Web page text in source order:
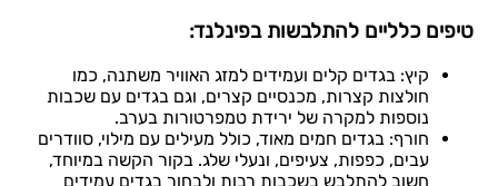
טיפים כלליים להתלבשות בפינלנד:
קיץ: בגדים קלים ועמידים למזג האוויר משתנה, כמו
חולצות קצרות, מכנסיים קצרים, וגם בגדים עם שכבות
נוספות למקרה של ירידת טמפרטורות בערב.
חורף: בגדים חמים מאוד, כולל מעילים עם מילוי, סוודרים
עבים, כפפות, צעיפים, ונעלי שלג. בקור הקשה במיוחד,
חשוב להתלבש בשכבות רבות ולבחור בגדים עמידים